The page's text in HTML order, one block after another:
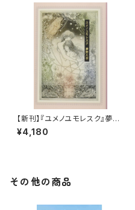
【新刊】『ユメノユモレスク』夢野
久作
¥4,180
その他の商品